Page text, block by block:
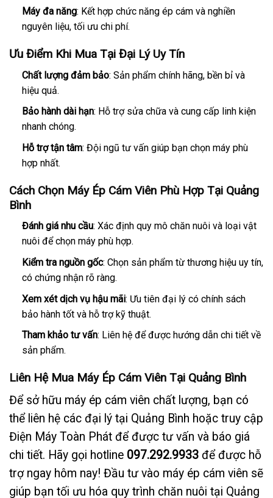
Máy đa năng: Kết hợp chức năng ép cám và nghiền
nguyên liệu, tối ưu chi phí.
Ưu Điểm Khi Mua Tại Đại Lý Uy Tín
Chất lượng đảm bảo: Sản phẩm chính hãng, bền bỉ và
hiệu quả.
Bảo hành dài hạn: Hỗ trợ sửa chữa và cung cấp linh kiện
nhanh chóng.
Hỗ trợ tận tâm: Đội ngũ tư vấn giúp bạn chọn máy phù
hợp nhất.
Cách Chọn Máy Ép Cám Viên Phù Hợp Tại Quảng
Bình
Đánh giá nhu cầu: Xác định quy mô chăn nuôi và loại vật
nuôi để chọn máy phù hợp.
Kiểm tra nguồn gốc: Chọn sản phẩm từ thương hiệu uy tín,
có chứng nhận rõ ràng.
Xem xét dịch vụ hậu mãi: Ưu tiên đại lý có chính sách
bảo hành tốt và hỗ trợ kỹ thuật.
Tham khảo tư vấn: Liên hệ để được hướng dẫn chi tiết về
sản phẩm.
Liên Hệ Mua Máy Ép Cám Viên Tại Quảng Bình
Để sở hữu máy ép cám viên chất lượng, bạn có
thể liên hệ các đại lý tại Quảng Bình hoặc truy cập
Điện Máy Toàn Phát để được tư vấn và báo giá
chi tiết. Hãy gọi hotline 097.292.9933 để được hỗ
trợ ngay hôm nay! Đầu tư vào máy ép cám viên sẽ
giúp bạn tối ưu hóa quy trình chăn nuôi tại Quảng